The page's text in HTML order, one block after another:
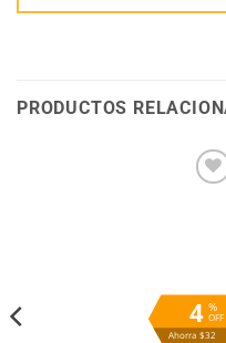
PRODUCTOS
%
OFF
4
Ahorra $32